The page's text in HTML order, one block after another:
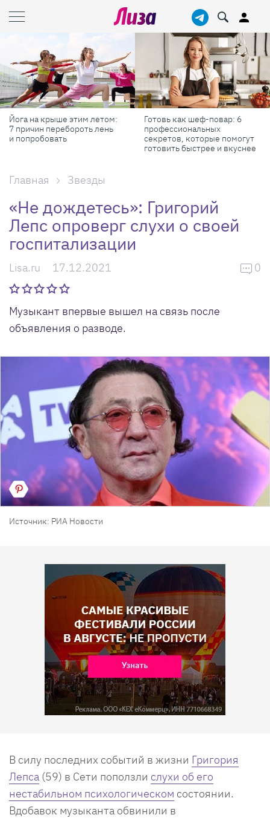
Йога на крыше этим летом:
7 причин перебороть лень
и попробовать
Готовь как шеф-повар: 6
профессиональных
секретов, которые помогут
готовить быстрее и вкуснее
Главная Звезды
«Не дождетесь»: Григорий
Лепс опроверг слухи о своей
госпитализации
Lisa.ru 17.12.2021 0
Музыкант впервые вышел на связь после
объявления о разводе.
Источник: РИА Новости
В силу последних событий в жизни Григория
Лепса (59) в Сети поползли слухи об его
нестабильном психологическом состоянии.
Вдобавок музыканта обвинили в